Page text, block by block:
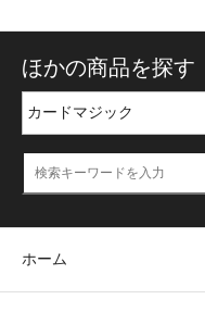
ほかの商品を探す
ホーム